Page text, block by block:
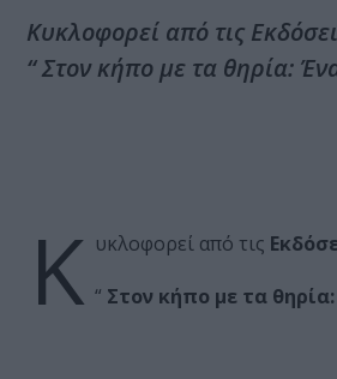
Κυκλοφορεί από τις
“ Στον κήπο με τα θηρία:
Κ υκλοφορεί από τις
“ Στον κήπο με τα